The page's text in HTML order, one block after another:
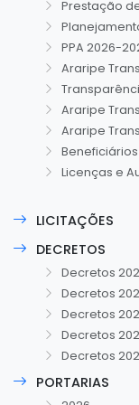
Prestação
PPA 2026-
Araripe
Araripe
Araripe
Beneficiários
Licenças e
LICITAÇÕES
DECRETOS
Decretos
Decretos
Decretos
Decretos
Decretos
PORTARIAS